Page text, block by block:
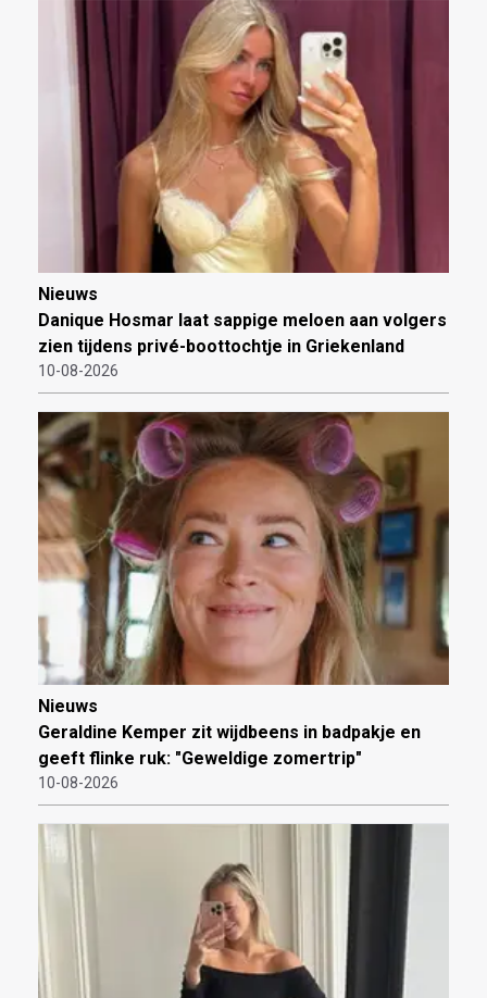
Nieuws
Danique Hosmar laat sappige meloen aan volgers
zien tijdens privé-boottochtje in Griekenland
10-08-2026
Nieuws
Geraldine Kemper zit wijdbeens in badpakje en
geeft flinke ruk: "Geweldige zomertrip"
10-08-2026